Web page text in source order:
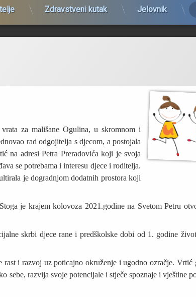
Zdravstveni kutak Jelovnik
za mališane Ogulina, u skromnom i
rad odgojitelja s djecom, a postojala
na adresi Petra Preradovića koji je svoja
se potrebama i interesu djece i roditelja.
je dogradnjom dodatnih prostora koji
je krajem kolovoza 2021.godine na Svetom Petru
skrbi djece rane i predškolske dobi od 1. godine
i razvoj uz poticajno okruženje i ugodno ozračje.
sebe, razvija svoje potencijale i stječe spoznaje i vještine